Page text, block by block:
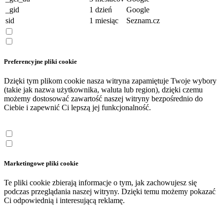
_gid
1 dzień
Google
sid
1 miesiąc Seznam.cz
Preferencyjne pliki cookie
Dzięki tym plikom cookie nasza witryna zapamiętuje Twoje wybory
(takie jak nazwa użytkownika, waluta lub region), dzięki czemu
możemy dostosować zawartość naszej witryny bezpośrednio do
Ciebie i zapewnić Ci lepszą jej funkcjonalność.
Marketingowe pliki cookie
Te pliki cookie zbierają informacje o tym, jak zachowujesz się
podczas przeglądania naszej witryny. Dzięki temu możemy pokazać
Ci odpowiednią i interesującą reklamę.